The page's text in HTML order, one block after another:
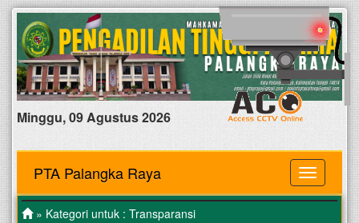
Minggu, 09 Agustus 2026
MENU
PTA Palangka Raya
» Kategori untuk : Transparansi